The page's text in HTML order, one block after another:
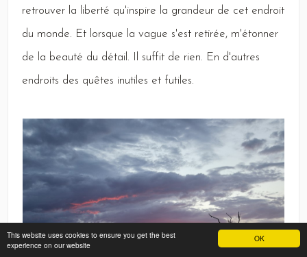
OK
This website uses cookies to ensure you get the best
experience on our website
retrouver la liberté qu'inspire la grandeur de cet endroit
du monde. Et lorsque la vague s'est retirée, m'étonner
de la beauté du détail.
suffit de rien. En d'autres
endroits des quêtes inutiles et futiles.